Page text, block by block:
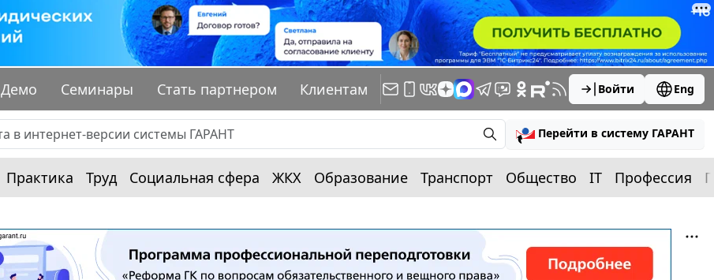
Демо Семинары Стать партнером Клиентам Войти Eng
Перейти в систему ГАРАНТ
Практика Труд Социальная сфера ЖКХ Образование Транспорт Общество IT Профессия